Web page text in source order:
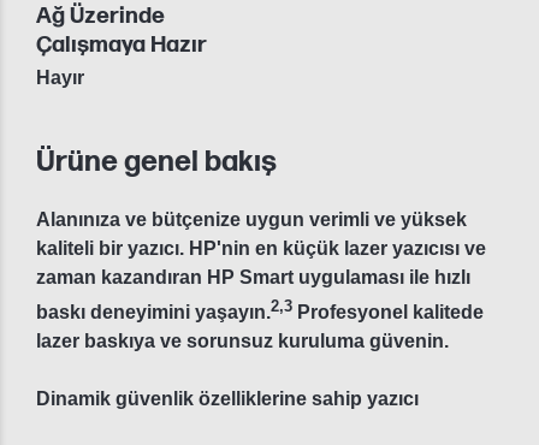
Ağ Üzerinde
Çalışmaya Hazır
Hayır
Ürüne genel bakış
Alanınıza ve bütçenize uygun verimli ve yüksek
kaliteli bir yazıcı. HP'nin en küçük lazer yazıcısı ve
zaman kazandıran HP Smart uygulaması ile hızlı
baskı deneyimini yaşayın.2,3 Profesyonel kalitede
lazer baskıya ve sorunsuz kuruluma güvenin.
Dinamik güvenlik özelliklerine sahip yazıcı